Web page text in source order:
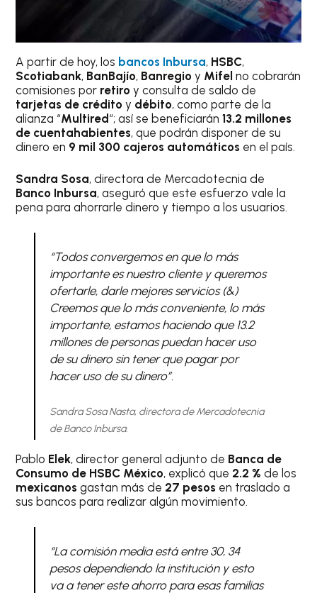
A partir de hoy, los bancos Inbursa, HSBC,
Scotiabank, BanBajío, Banregioy Mifelno cobrarán
comisiones por retiroy consulta de saldo de
tarjetas de créditoy débito, como parte de la
alianza “Multired“; así se beneficiarán13.2 millones
de cuentahabientes, que podrán disponer de su
dinero en 9 mil 300 cajeros automáticos en el país.
Sandra Sosa, directora de Mercadotecnia de
Banco Inbursa, aseguró que este esfuerzo vale la
pena para ahorrarle dinero y tiempo a los usuarios.
“Todos convergemos en que lo más
importante es nuestro cliente y queremos
ofertarle, darle mejores servicios (&)
Creemos que lo más conveniente, lo más
importante, estamos haciendo que 13.2
millones de personas puedan hacer uso
de su dinero sin tener que pagar por
hacer uso de su dinero”.
Sandra Sosa Nasta, directora de Mercadotecnia
de Banco Inbursa.
Pablo Elek, director general adjunto de Banca de
Consumo de HSBC México, explicó que 2.2 %de los
mexicanosgastan más de 27 pesos en traslado a
sus bancos para realizar algún movimiento.
“La comisión media está entre 30, 34
pesos dependiendo la institución y esto
va a tener este ahorro para esas familias